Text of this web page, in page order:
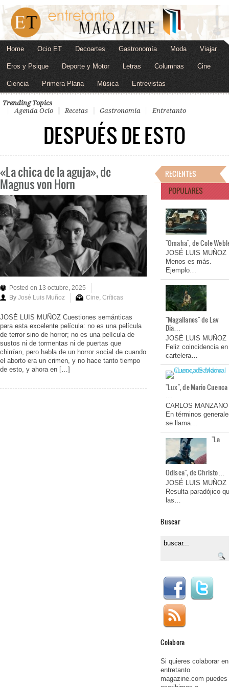
Home Ocio ET Decoartes Gastronomía Moda Viajar
Eros y Psique Deporte y Motor Letras Columnas Cine
Ciencia Primera Plana Música Entrevistas
Trending Topics
Agenda Ocio
Recetas Gastronomía Entretanto
DESPUÉS DE ESTO
«La chica de la aguja», de
Magnus von Horn
Posted on 13 octubre, 2025
By José Luis Muñoz Cine, Críticas
JOSÉ LUIS MUÑOZ Cuestiones semánticas
para esta excelente película: no es una película
de terror sino de horror; no es una película de
sustos ni de tormentas ni de puertas que
chirrían, pero habla de un horror social de cuando
el aborto era un crimen, y no hace tanto tiempo
de esto, y ahora en […]
RECIENTES
POPULARES
"Omaha", de Cole
JOSÉ LUIS MUÑOZ
Menos es más.
Ejemplo…
"Magallanes" de Lav
Dia…
JOSÉ LUIS MUÑOZ
Feliz coincidencia en
cartelera…
"Lux", de Mario Cuenca
…
CARLOS MANZANO
En términos
se llama…
"La
Odisea", de Christo…
JOSÉ LUIS MUÑOZ
Resulta paradójico
las…
Buscar
Colabora
Si quieres colaborar en
entretanto
magazine.com puedes